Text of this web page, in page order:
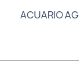
ACUARIO